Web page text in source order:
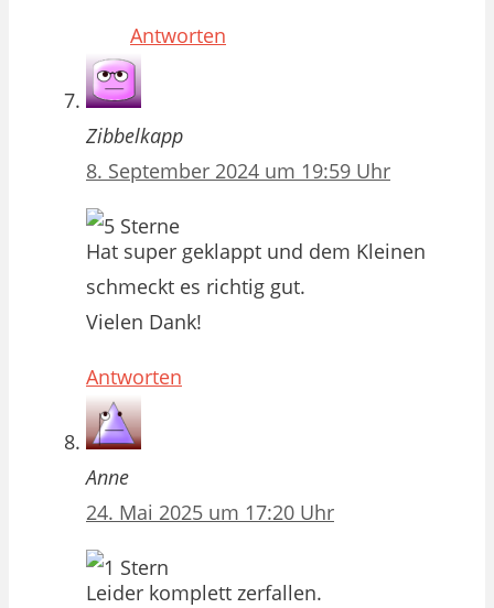
Antworten
Zibbelkapp
8. September 2024 um 19:59 Uhr
Hat super geklappt und dem Kleinen
schmeckt es richtig gut.
Vielen Dank!
Antworten
Anne
24. Mai 2025 um 17:20 Uhr
Leider komplett zerfallen.